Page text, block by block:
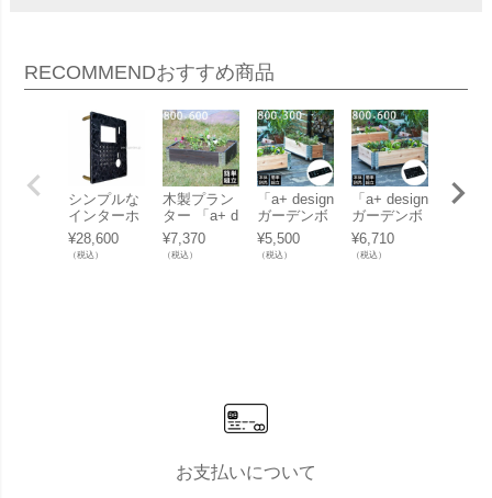
RECOMMENDおすすめ商品
シンプルな
インターホ
ンカバー
鍛鉄 ：ハン
マートーン
¥28,600
（税込）
木製プラン
ター 「a+ d
esign ガー
デンボック
ス 800×600
¥7,370
（税込）
「a+ design
ガーデンボ
ックス800×
300専用 キ
ャスター付
¥5,500
（税込）
「a+ design
ガーデンボ
ックス800×
600専用 キ
ャスター付
¥6,710
（税込）
木製
お支払いについて